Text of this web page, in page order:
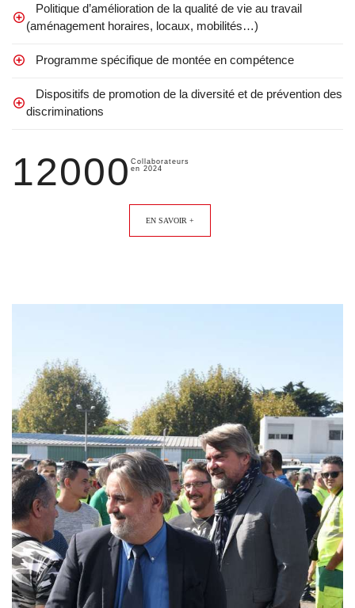
Politique d’amélioration de la qualité de vie au travail
(aménagement horaires, locaux, mobilités…)
Programme spécifique de montée en compétence
Dispositifs de promotion de la diversité et de prévention des
discriminations
12000 Collaborateurs
en 2024
EN SAVOIR +